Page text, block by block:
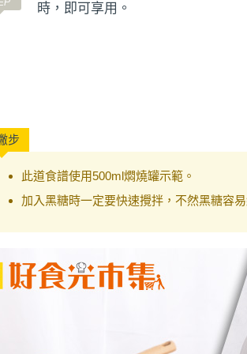
時，即可享用。
此道食譜使用500ml燜燒罐示範。
加入黑糖時一定要快速攪拌，不然黑糖容